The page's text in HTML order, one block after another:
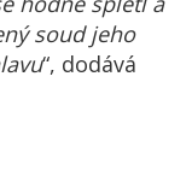
soud jeho
“, dodává